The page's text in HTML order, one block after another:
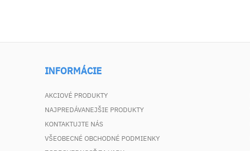
INFORMÁCIE
AKCIOVÉ PRODUKTY
NAJPREDÁVANEJŠIE PRODUKTY
KONTAKTUJTE NÁS
VŠEOBECNÉ OBCHODNÉ PODMIENKY